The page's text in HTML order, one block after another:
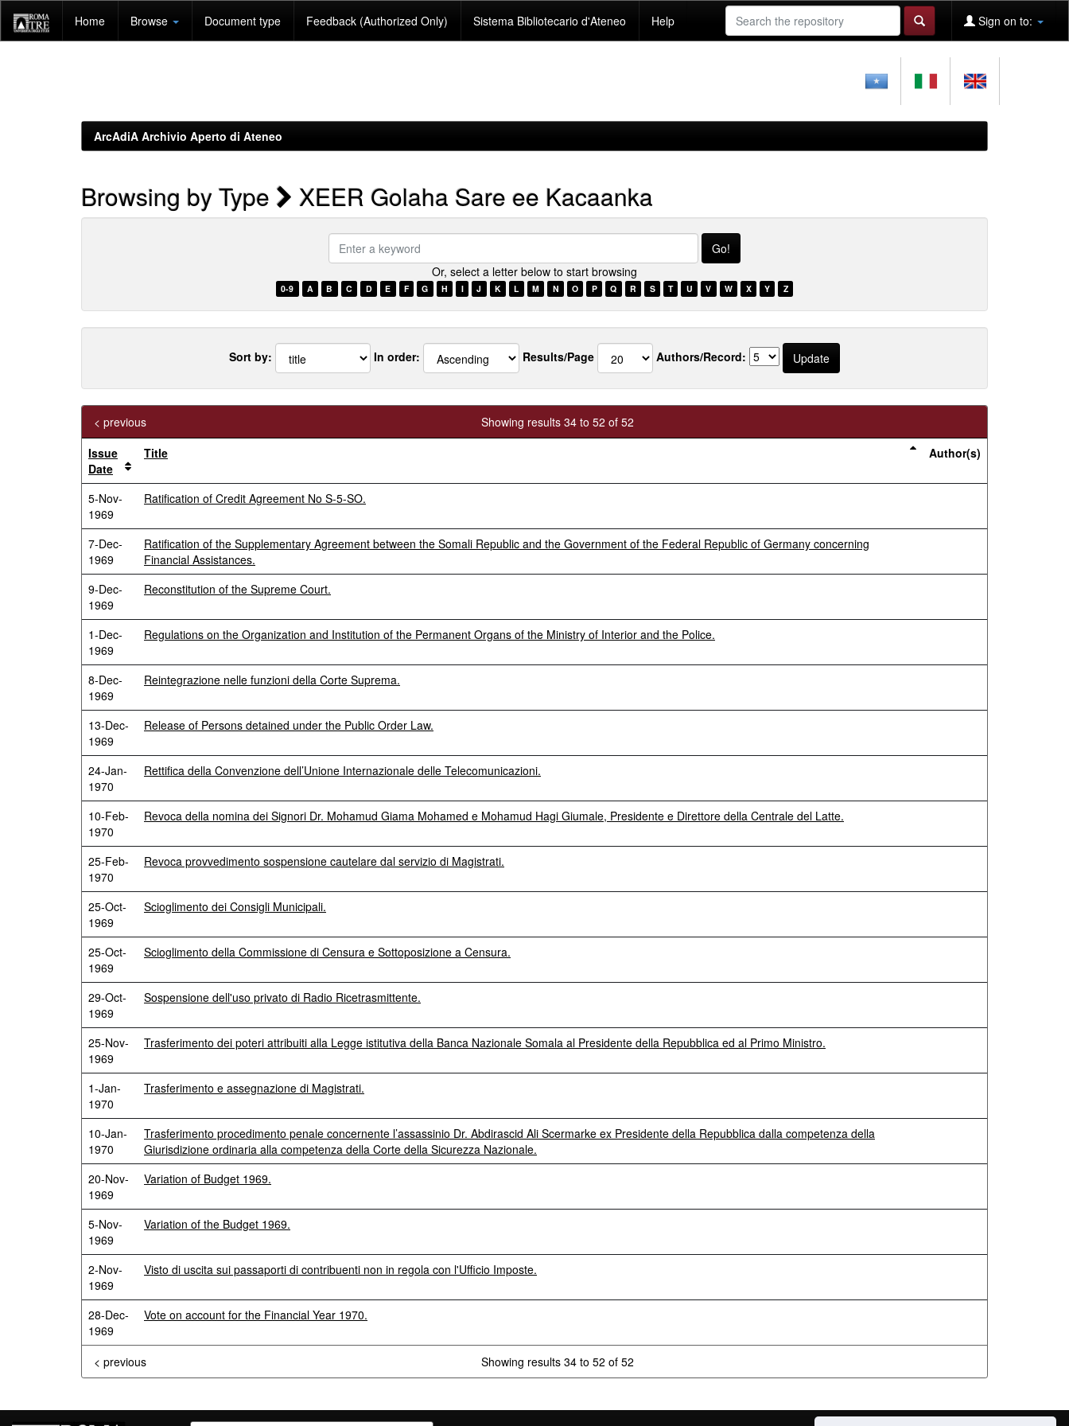
navigation
Home Browse Document type Feedback (Authorized Only) Sistema Bibliotecario d'Ateneo Help Sign on to:
ArcAdiA Archivio Aperto di Ateneo
Browsing by Type XEER Golaha Sare ee Kacaanka
Enter
Or, select a letter below to start browsing
0-9 A B C D E F G H I J K L M N O P Q R S T U V W X Y Z
Sort by: In order: Results/Page Authors/Record:
Showing results 34 to 52 of 52
< previous
Issue
Date
Title Author(s)
5-Nov-
1969
Ratification of Credit Agreement No S-5-SO.
7-Dec-
1969
Ratification of the Supplementary Agreement between the Somali Republic and the Government of the Federal Republic of Germany concerning
Financial Assistances.
9-Dec-
1969
Reconstitution of the Supreme Court.
1-Dec-
1969
Regulations on the Organization and Institution of the Permanent Organs of the Ministry of Interior and the Police.
8-Dec-
1969
Reintegrazione nelle funzioni della Corte Suprema.
13-Dec-
1969
Release of Persons detained under the Public Order Law.
24-Jan-
1970
Rettifica della Convenzione dell’Unione Internazionale delle Telecomunicazioni.
10-Feb-
1970
Revoca della nomina dei Signori Dr. Mohamud Giama Mohamed e Mohamud Hagi Giumale, Presidente e Direttore della Centrale del Latte.
25-Feb-
1970
Revoca provvedimento sospensione cautelare dal servizio di Magistrati.
25-Oct-
1969
Scioglimento dei Consigli Municipali.
25-Oct-
1969
Scioglimento della Commissione di Censura e Sottoposizione a Censura.
29-Oct-
1969
Sospensione dell'uso privato di Radio Ricetrasmittente.
25-Nov-
1969
Trasferimento dei poteri attribuiti alla Legge istitutiva della Banca Nazionale Somala al Presidente della Repubblica ed al Primo Ministro.
1-Jan-
1970
Trasferimento e assegnazione di Magistrati.
10-Jan-
1970
Trasferimento procedimento penale concernente l’assassinio Dr. Abdirascid Ali Scermarke ex Presidente della Repubblica dalla competenza della
Giurisdizione ordinaria alla competenza della Corte della Sicurezza Nazionale.
20-Nov-
1969
Variation of Budget 1969.
5-Nov-
1969
Variation of the Budget 1969.
2-Nov-
1969
Visto di uscita sui passaporti di contribuenti non in regola con l'Ufficio Imposte.
28-Dec-
1969
Vote on account for the Financial Year 1970.
Showing results 34 to 52 of 52
< previous